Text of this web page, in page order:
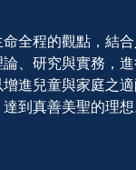
全程的觀點，結
、研究與實務，
進兒童與家庭之
到真善美聖的理想